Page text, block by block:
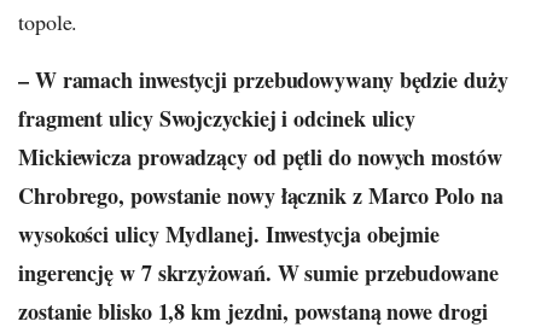
topole.
– W ramach inwestycji przebudowywany będzie duży
fragment ulicy Swojczyckiej i odcinek ulicy
Mickiewicza prowadzący od pętli do nowych mostów
Chrobrego, powstanie nowy łącznik z Marco Polo na
wysokości ulicy Mydlanej. Inwestycja obejmie
ingerencję w 7 skrzyżowań. W sumie przebudowane
zostanie blisko 1,8 km jezdni, powstaną nowe drogi